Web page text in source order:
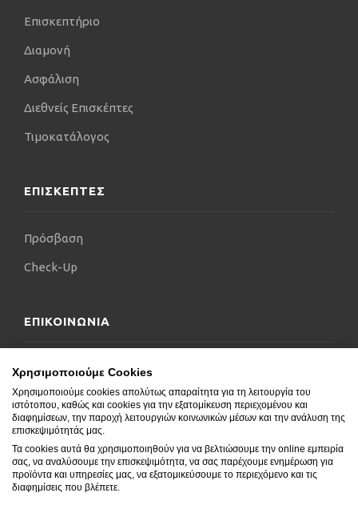
Επισκεπτήριο
Διαμονή
Ασφάλιση
Διεθνείς Επισκέπτες
Τιμοκατάλογος
ΕΠΙΣΚΕΠΤΕΣ
Πρόσβαση
Check-Up
ΕΠΙΚΟΙΝΩΝΙΑ
Επικοινωνήστε μαζί μας
Δήλωση Προσβασιμότητας
Συχνές Ερωτήσεις
Blog
Χρησιμοποιούμε Cookies
Χρησιμοποιούμε cookies απολύτως απαραίτητα για τη λειτουργία του
ιστότοπου, καθώς και cookies για την εξατομίκευση περιεχομένου και
διαφημίσεων, την παροχή λειτουργιών κοινωνικών μέσων και την ανάλυση της
επισκεψιμότητάς μας.
Τα cookies αυτά θα χρησιμοποιηθούν για να βελτιώσουμε την online εμπειρία
σας, να αναλύσουμε την επισκεψιμότητα, να σας παρέχουμε ενημέρωση για
προϊόντα και υπηρεσίες μας, να εξατομικεύσουμε το περιεχόμενο και τις
διαφημίσεις που βλέπετε.